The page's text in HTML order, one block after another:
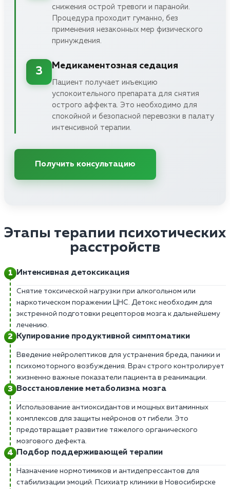
снижения острой тревоги и паранойи.
Процедура проходит гуманно, без
применения незаконных мер физического
принуждения.
3
Медикаментозная седация
Пациент получает инъекцию
успокоительного препарата для снятия
острого аффекта. Это необходимо для
спокойной и безопасной перевозки в палату
интенсивной терапии.
Получить консультацию
Этапы терапии психотических
расстройств
Интенсивная детоксикация
Снятие токсической нагрузки при алкогольном или
наркотическом поражении ЦНС. Детокс необходим для
экстренной подготовки рецепторов мозга к дальнейшему
лечению.
Купирование продуктивной симптоматики
Введение нейролептиков для устранения бреда, паники и
психомоторного возбуждения. Врач строго контролирует
жизненно важные показатели пациента в реанимации.
Восстановление метаболизма мозга
Использование антиоксидантов и мощных витаминных
комплексов для защиты нейронов от гибели. Это
предотвращает развитие тяжелого органического
мозгового дефекта.
Подбор поддерживающей терапии
Назначение нормотимиков и антидепрессантов для
стабилизации эмоций. Психиатр клиники в Новосибирске